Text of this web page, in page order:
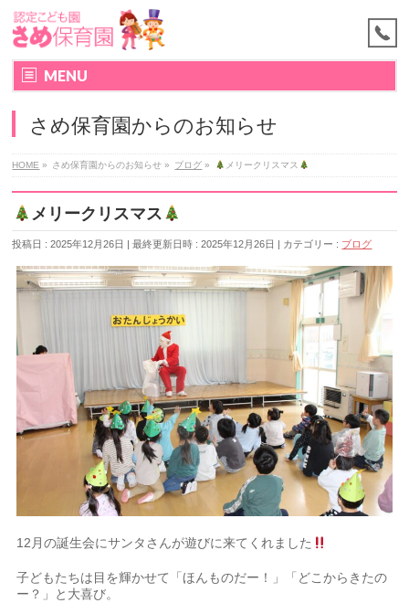
MENU
さめ保育園からのお知らせ
HOME » さめ保育園からのお知らせ » ブログ » メリークリスマス
メリークリスマス
投稿日 : 2025年12月26日 最終更新日時 : 2025年12月26日 カテゴリー : ブログ
12月の誕生会にサンタさんが遊びに来てくれました
子どもたちは目を輝かせて「ほんものだー！」「どこからきたの
ー？」と大喜び。